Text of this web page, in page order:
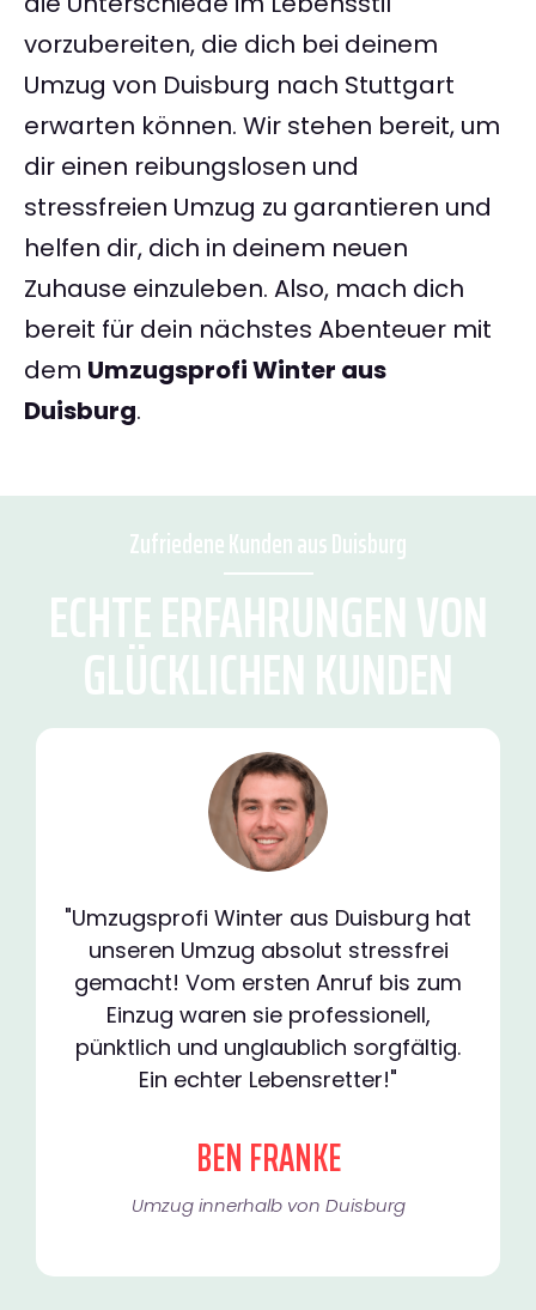
vorzubereiten, die dich bei deinem
Umzug von Duisburg nach Stuttgart
erwarten können. Wir stehen bereit, um
dir einen reibungslosen und
stressfreien Umzug zu garantieren und
helfen dir, dich in deinem neuen
Zuhause einzuleben. Also, mach dich
bereit für dein nächstes Abenteuer mit
dem Umzugsprofi Winter aus
Duisburg.
Zufriedene Kunden aus Duisburg
ECHTE ERFAHRUNGEN VON
GLÜCKLICHEN KUNDEN
"Umzugsprofi Winter aus Duisburg hat
unseren Umzug absolut stressfrei
gemacht! Vom ersten Anruf bis zum
Einzug waren sie professionell,
pünktlich und unglaublich sorgfältig.
Ein echter Lebensretter!"
BEN FRANKE
Umzug innerhalb von Duisburg​